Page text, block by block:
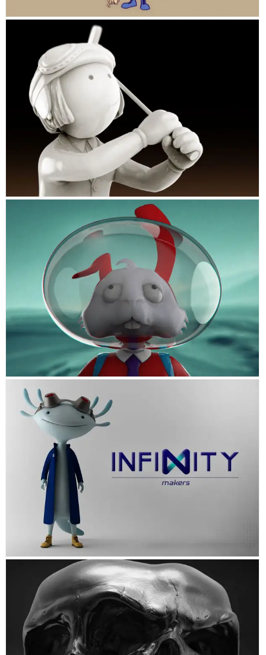
MR. MANNY
PROJECT Q
INFINITY MAKERS
BOOLEAN